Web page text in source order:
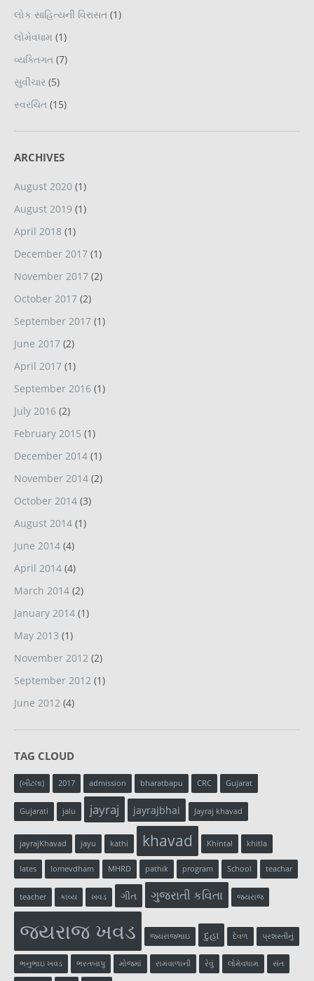
લોક સાહિત્યની વિરાસત (1)
લોમેવધામ (1)
વ્યક્તિગત (7)
સુવીચાર (5)
સ્વરચિત (15)
ARCHIVES
August 2020 (1)
August 2019 (1)
April 2018 (1)
December 2017 (1)
November 2017 (2)
October 2017 (2)
September 2017 (1)
June 2017 (2)
April 2017 (1)
September 2016 (1)
July 2016 (2)
February 2015 (1)
December 2014 (1)
November 2014 (2)
October 2014 (3)
August 2014 (1)
June 2014 (4)
April 2014 (4)
March 2014 (2)
January 2014 (1)
May 2013 (1)
November 2012 (2)
September 2012 (1)
June 2012 (4)
TAG CLOUD
(ખીટલા) 2017 admission bharatbapu CRC Gujarat
Gujarati jalu jayraj jayrajbhai Jayraj khavad
jayrajKhavad jayu kathi khavad Khintal khitla
lates lomevdham MHRD pathik program School teachar
teacher કાવ્ય ખવડ ગીત ગુજરાતી કવિતા જયરાજ
જયરાજ ખવડ જયરાજભાઇ દુહા દેવળ પ્રશસ્તીનું
ભનુભાઇ ખવડ ભરતબાપુ મોજમાં રામવાળાની રેવું લોમેવધામ સંત